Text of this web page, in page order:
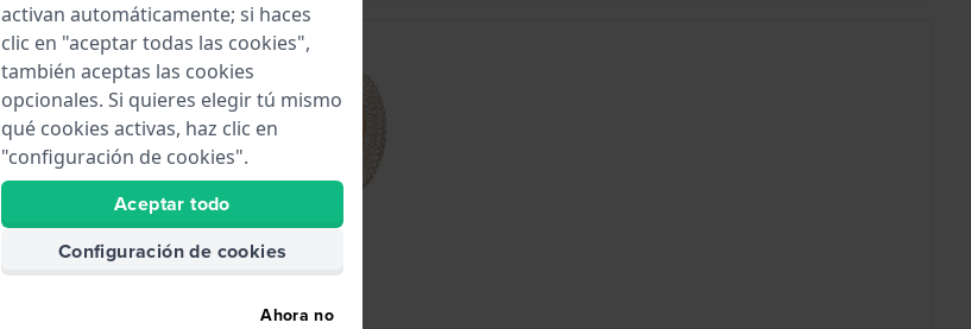
activan automáticamente; si haces
clic en "aceptar todas las cookies",
también aceptas las cookies
opcionales. Si quieres elegir tú mismo
qué cookies activas, haz clic en
"configuración de cookies".
Aceptar todo
Configuración de cookies
Ahora no